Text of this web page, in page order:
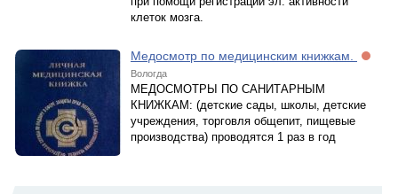
клеток мозга.
Медосмотр по медицинским книжкам.
Вологда
МЕДОСМОТРЫ ПО САНИТАРНЫМ
КНИЖКАМ: (детские сады, школы, детские
учреждения, торговля общепит, пищевые
производства) проводятся 1 раз в год